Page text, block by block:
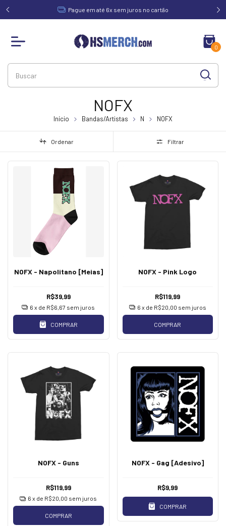
de Pague em até 6x sem juros no cartão
0
NOFX
Início Bandas/Artistas N NOFX
Ordenar Filtrar
NOFX - Napolitano [Meias]
R$39,99
6 x de R$6,67 sem juros
COMPRAR
NOFX - Pink Logo
R$119,99
6 x de R$20,00 sem juros
COMPRAR
NOFX - Guns
R$119,99
6 x de R$20,00 sem juros
COMPRAR
NOFX - Gag [Adesivo]
R$9,99
COMPRAR